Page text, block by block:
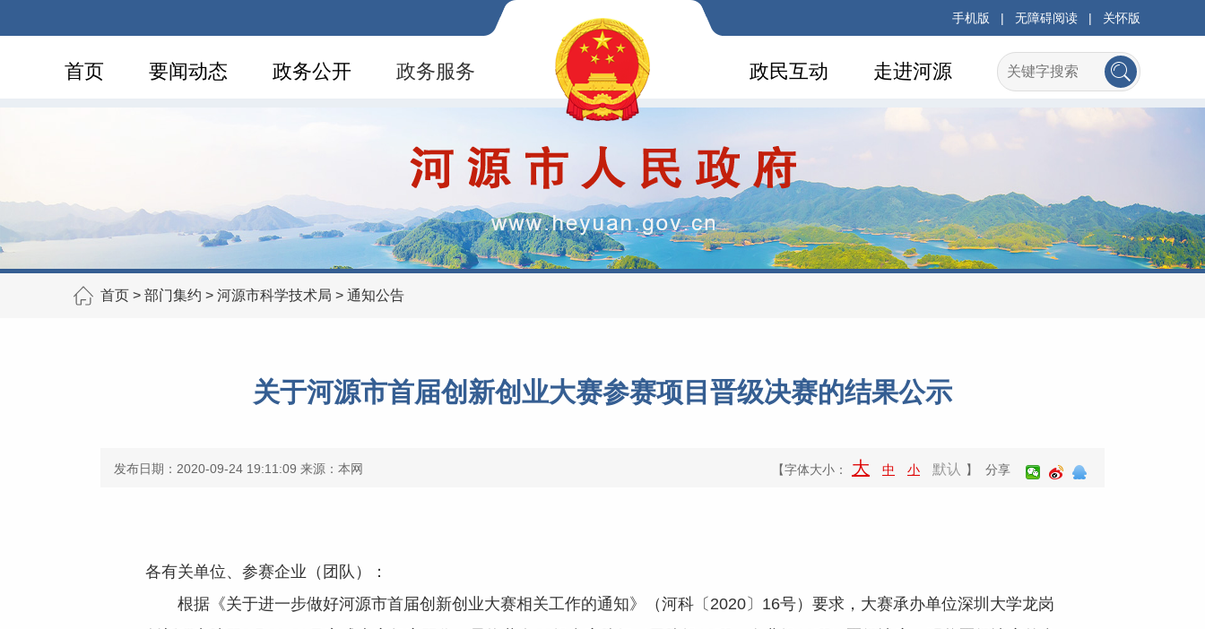
手机版 | 无障碍阅读 | 关怀版
首页 要闻动态 政务公开 政务服务 走进河源
政民互动
首页 > 部门集约 > 河源市科学技术局 > 通知公告
关于河源市首届创新创业大赛参赛项目晋级决赛的结果公示
发布日期：2020-09-24 19:11:09 来源：本网 【字体大小： 大 中 小 默认 】 分享
各有关单位、参赛企业（团队）：
根据《关于进一步做好河源市首届创新创业大赛相关工作的通知》（河科〔2020〕16号）要求，大赛承办单位深圳大学龙岗